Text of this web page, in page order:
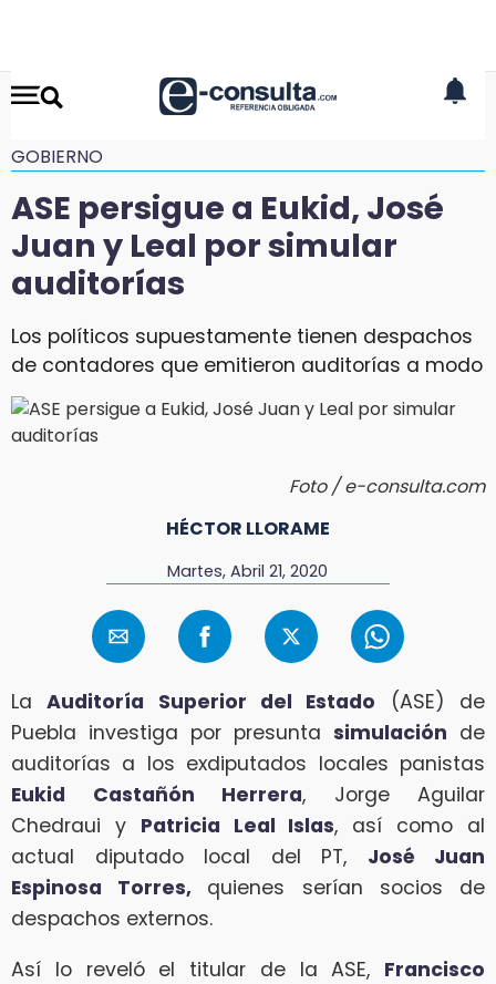
GOBIERNO
ASE persigue a Eukid, José
Juan y Leal por simular
auditorías
Los políticos supuestamente tienen despachos
de contadores que emitieron auditorías a modo
Foto / e-consulta.com
HÉCTOR LLORAME
Martes, Abril 21, 2020
LaAuditoría Superior del Estado (ASE) de
Puebla investiga por presunta simulación de
auditorías a los exdiputados locales panistas
Eukid Castañón Herrera, Jorge Aguilar
Chedraui y Patricia Leal Islas, así como al
actual diputado local del PT, José Juan
Espinosa Torres, quienes serían socios de
despachos externos.
Así lo reveló el titular de la ASE, Francisco